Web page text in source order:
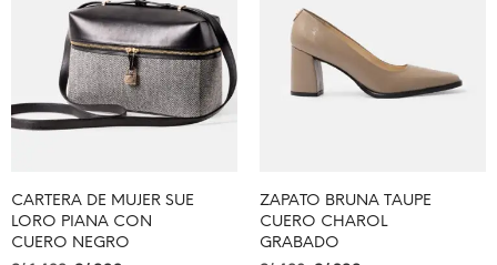
CARTERA DE MUJER SUE
LORO PIANA CON
CUERO NEGRO
ZAPATO BRUNA TAUPE
CUERO CHAROL
GRABADO